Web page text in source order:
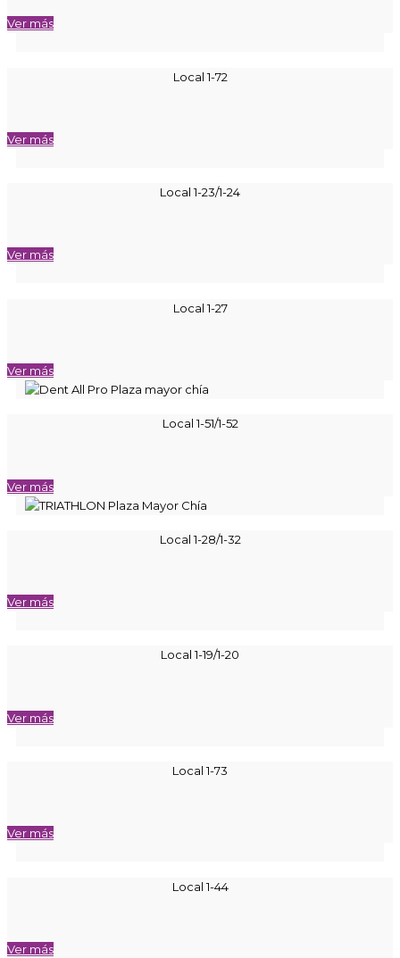
Ver más
Local 1-72
Ver más
Local 1-23/1-24
Ver más
Local 1-27
Ver más
Local 1-51/1-52
Ver más
Local 1-28/1-32
Ver más
Local 1-19/1-20
Ver más
Local 1-73
Ver más
Local 1-44
Ver más